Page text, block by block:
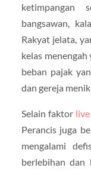
ketimpangan
bangsawan,
Rakyat jelata,
kelas
beban pajak
dan gereja
Selain faktor
Perancis juga
mengalami
berlebihan dan